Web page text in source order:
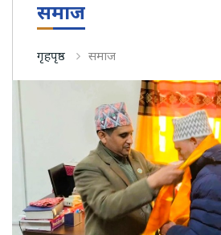
समाज
गृहपृष्ठ समाज